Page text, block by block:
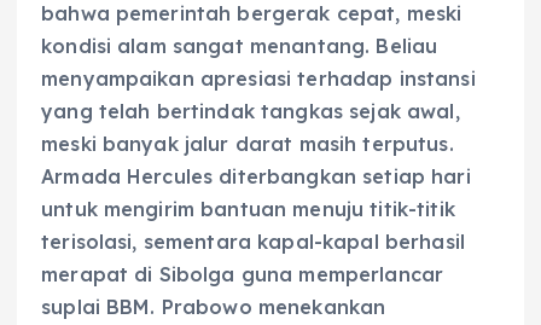
bahwa pemerintah bergerak cepat, meski
kondisi alam sangat menantang. Beliau
menyampaikan apresiasi terhadap instansi
yang telah bertindak tangkas sejak awal,
meski banyak jalur darat masih terputus.
Armada Hercules diterbangkan setiap hari
untuk mengirim bantuan menuju titik-titik
terisolasi, sementara kapal-kapal berhasil
merapat di Sibolga guna memperlancar
suplai BBM. Prabowo menekankan